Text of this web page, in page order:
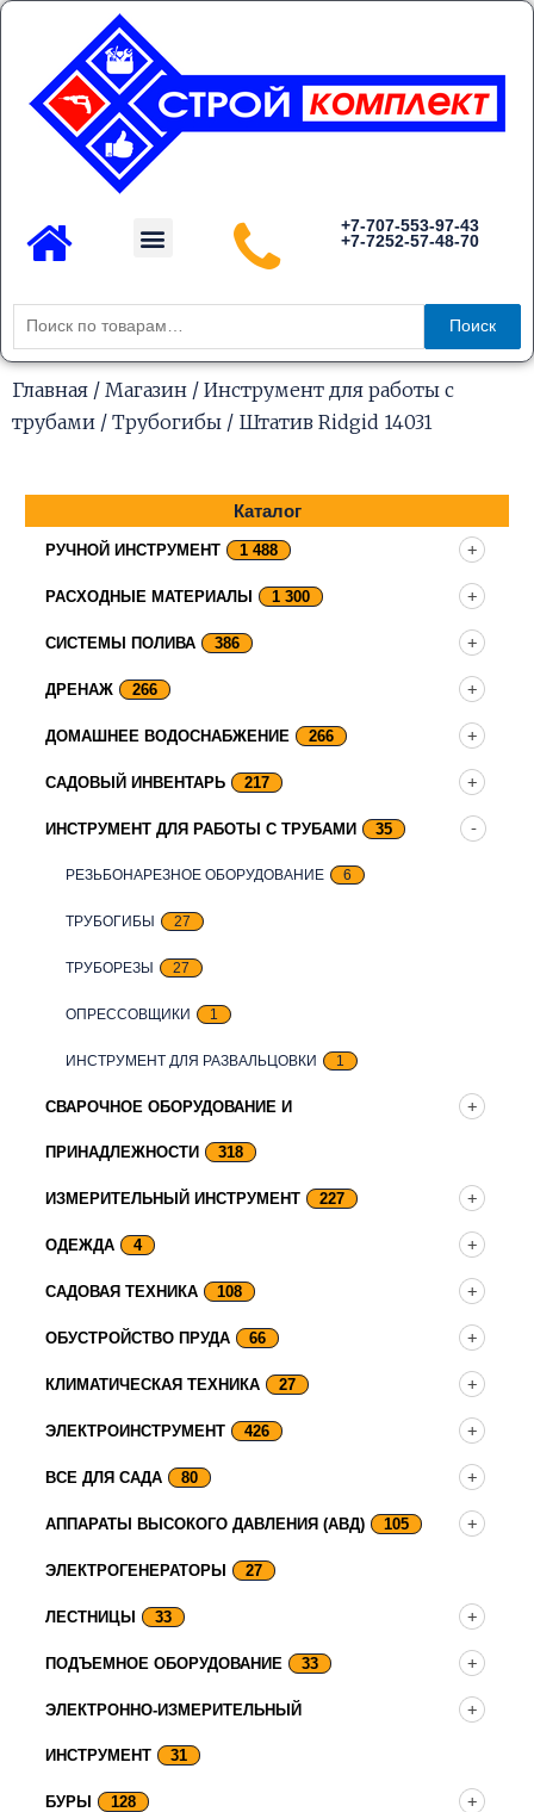
Перейти
содержимому
Menu
+7-707-553-97-43
+7-7252-57-48-70
Искать:
Поиск
Главная / Магазин / Инструмент для работы с
трубами / Трубогибы / Штатив Ridgid 14031
Каталог
РУЧНОЙ ИНСТРУМЕНТ 1 488
РАСХОДНЫЕ МАТЕРИАЛЫ 1 300
СИСТЕМЫ ПОЛИВА 386
ДРЕНАЖ 266
ДОМАШНЕЕ ВОДОСНАБЖЕНИЕ 266
САДОВЫЙ ИНВЕНТАРЬ 217
ИНСТРУМЕНТ ДЛЯ РАБОТЫ С ТРУБАМИ 35
РЕЗЬБОНАРЕЗНОЕ ОБОРУДОВАНИЕ 6
ТРУБОГИБЫ 27
ТРУБОРЕЗЫ 27
ОПРЕСCОВЩИКИ 1
ИНСТРУМЕНТ ДЛЯ РАЗВАЛЬЦОВКИ 1
СВАРОЧНОЕ ОБОРУДОВАНИЕ И
ПРИНАДЛЕЖНОСТИ 318
ИЗМЕРИТЕЛЬНЫЙ ИНСТРУМЕНТ 227
ОДЕЖДА 4
САДОВАЯ ТЕХНИКА 108
ОБУСТРОЙСТВО ПРУДА 66
КЛИМАТИЧЕСКАЯ ТЕХНИКА 27
ЭЛЕКТРОИНСТРУМЕНТ 426
ВСЕ ДЛЯ САДА 80
АППАРАТЫ ВЫСОКОГО ДАВЛЕНИЯ (АВД) 105
ЭЛЕКТРОГЕНЕРАТОРЫ 27
ЛЕСТНИЦЫ 33
ПОДЪЕМНОЕ ОБОРУДОВАНИЕ 33
ЭЛЕКТРОННО-ИЗМЕРИТЕЛЬНЫЙ
ИНСТРУМЕНТ 31
БУРЫ 128